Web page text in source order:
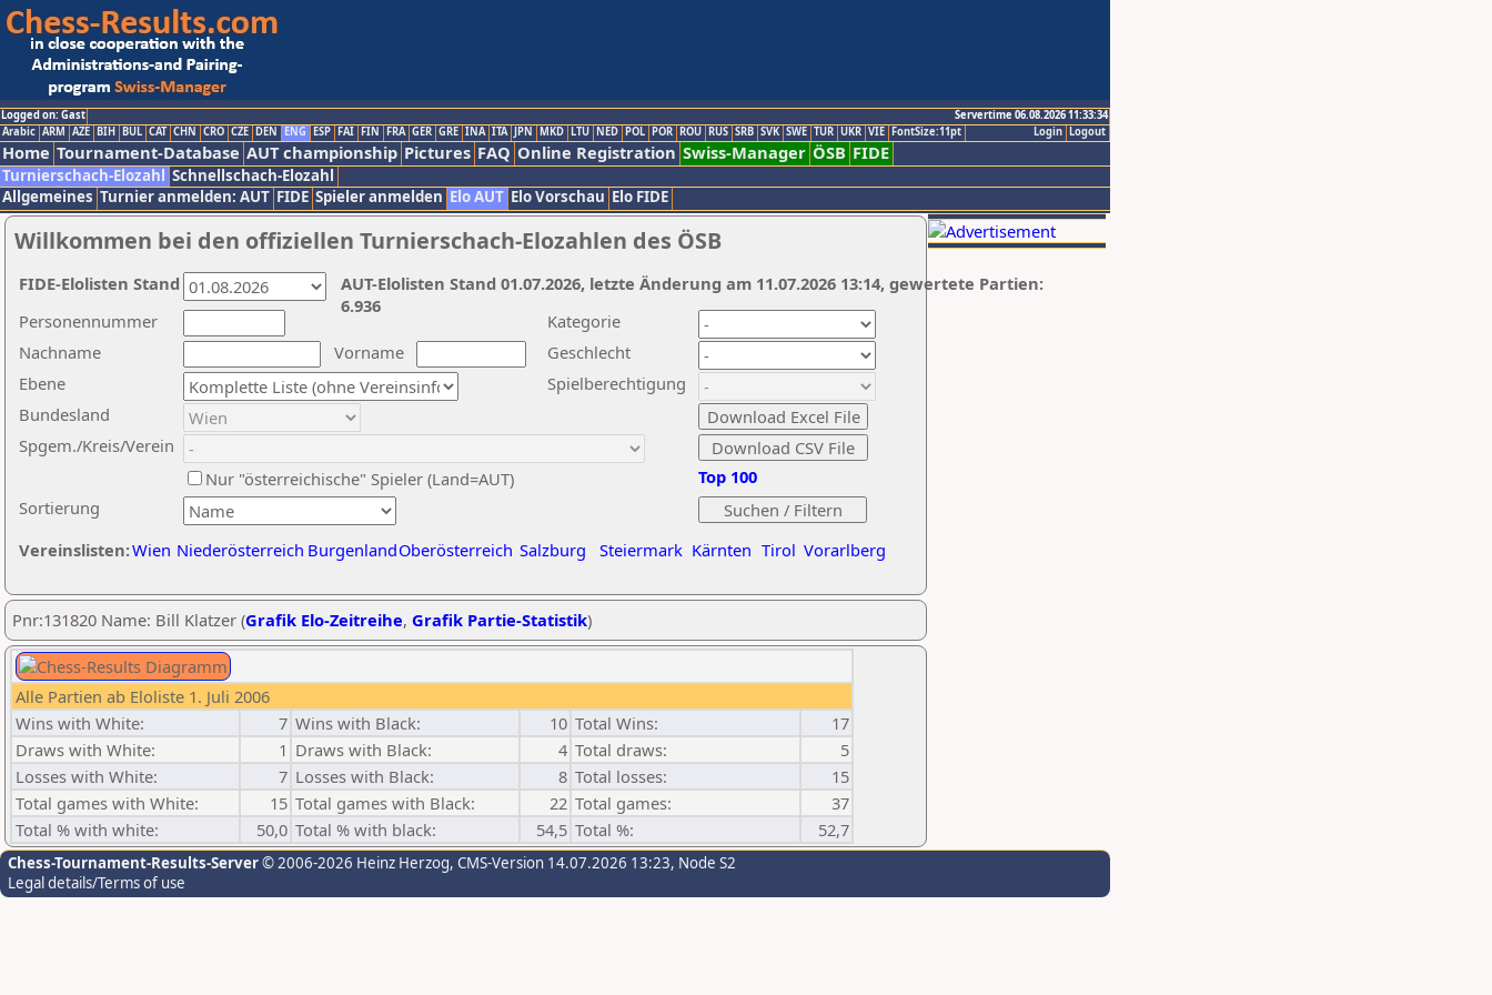
Logged on: Gast
Servertime 06.08.2026 11:33:34
Logout
Login
Arabic ARM AZE BIH BUL CAT CHN CRO CZE DEN ENG ESP FAI FIN FRA GER GRE INA ITA JPN MKD LTU NED POL POR ROU RUS SRB SVK SWE TUR UKR VIE FontSize:11pt
Home Tournament-Database AUT championship Pictures FAQ Online Registration Swiss-Manager ÖSB FIDE
Turnierschach-Elozahl Schnellschach-Elozahl
Allgemeines Turnier anmelden: AUT FIDE Spieler anmelden Elo AUT Elo Vorschau Elo FIDE
Willkommen bei den offiziellen Turnierschach-Elozahlen des ÖSB
Nachname
Vorname
Ebene
Kategorie
Sortierung
Personennummer
Bundesland
Spgem./Kreis/Verein
Geschlecht
Nur "österreichische" Spieler (Land=AUT)
Spielberechtigung
Vereinslisten:Wien Niederösterreich BurgenlandOberösterreich Salzburg Steiermark Kärnten Tirol Vorarlberg
Top 100
AUT-Elolisten Stand 01.07.2026, letzte Änderung am 11.07.2026 13:14, gewertete Partien:
6.936
FIDE-Elolisten Stand
Pnr:131820 Name: Bill Klatzer (Grafik Elo-Zeitreihe, Grafik Partie-Statistik)
Alle Partien ab Eloliste 1. Juli 2006
Wins with White:
7 Wins with Black: 10 Total Wins:
17
Draws with White:
1 Draws with Black: 4 Total draws:
5
Losses with White:
7 Losses with Black: 8 Total losses:
15
Total games with White:
15 Total games with Black: 22 Total games:
37
Total % with white:
50,0 Total % with black: 54,5 Total %: 52,7
Chess-Tournament-Results-Server© 2006-2026 Heinz Herzog, CMS-Version 14.07.2026 13:23, Node S2
Legal details/Terms of use